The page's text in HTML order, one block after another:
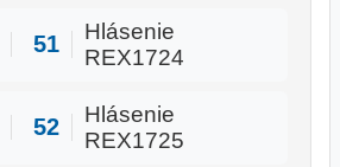
51
Hlásenie
REX1724
52
Hlásenie
REX1725